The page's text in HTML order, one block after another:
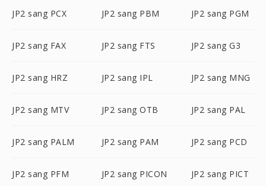
JP2 sang PCX JP2 sang PBM JP2 sang PGM
JP2 sang FAX JP2 sang FTS JP2 sang G3
JP2 sang HRZ JP2 sang IPL JP2 sang MNG
JP2 sang MTV JP2 sang OTB JP2 sang PAL
JP2 sang PALM JP2 sang PAM JP2 sang PCD
JP2 sang PFM JP2 sang PICON JP2 sang PICT